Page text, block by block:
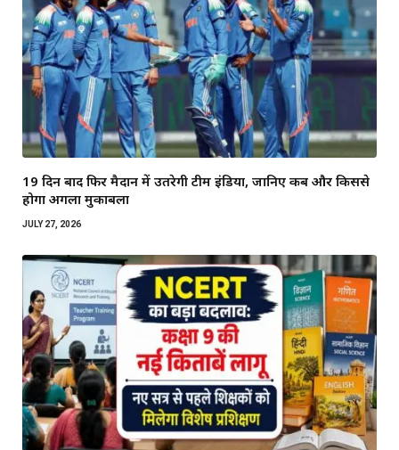
19 दिन बाद फिर मैदान में उतरेगी टीम इंडिया, जानिए कब और किससे
होगा अगला मुकाबला
JULY 27, 2026